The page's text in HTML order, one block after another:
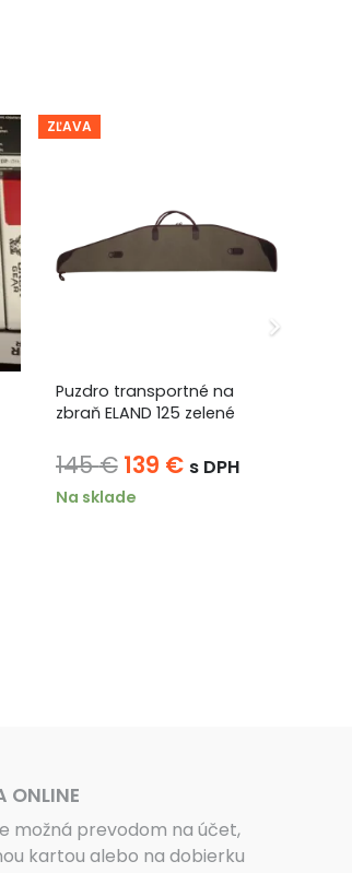
ZĽAVA
Puzdro transportné na
zbraň ELAND 125 zelené
145€ Pôvodná
cena
139 €Aktuálna
s DPH
Na sklade
ONLINE
možná prevodom na účet,
kartou alebo na dobierku